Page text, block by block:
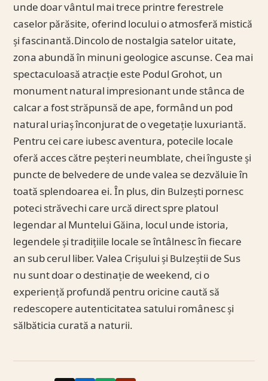
unde doar vântul mai trece printre ferestrele
caselor părăsite, oferind locului o atmosferă mistică
și fascinantă.Dincolo de nostalgia satelor uitate,
zona abundă în minuni geologice ascunse. Cea mai
spectaculoasă atracție este Podul Grohot, un
monument natural impresionant unde stânca de
calcar a fost străpunsă de ape, formând un pod
natural uriaș înconjurat de o vegetație luxuriantă.
Pentru cei care iubesc aventura, potecile locale
oferă acces către peșteri neumblate, chei înguste și
puncte de belvedere de unde valea se dezvăluie în
toată splendoarea ei. În plus, din Bulzești pornesc
poteci străvechi care urcă direct spre platoul
legendar al Muntelui Găina, locul unde istoria,
legendele și tradițiile locale se întâlnesc în fiecare
an sub cerul liber. Valea Crișului și Bulzeștii de Sus
nu sunt doar o destinație de weekend, ci o
experiență profundă pentru oricine caută să
redescopere autenticitatea satului românesc și
sălbăticia curată a naturii.